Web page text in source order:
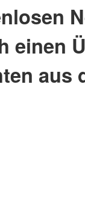
einen
aus